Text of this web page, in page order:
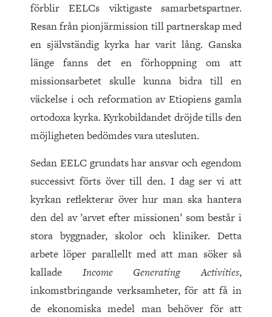
förblir EELCs viktigaste samarbetspartner.
Resan från pionjärmission till partnerskap med
en självständig kyrka har varit lång. Ganska
länge fanns det en förhoppning om att
missionsarbetet skulle kunna bidra till en
väckelse i och reformation av Etiopiens gamla
ortodoxa kyrka. Kyrkobildandet dröjde tills den
möjligheten bedömdes vara utesluten.
Sedan EELC grundats har ansvar och egendom
successivt förts över till den. I dag ser vi att
kyrkan reflekterar över hur man ska hantera
den del av ’arvet efter missionen’ som består i
stora byggnader, skolor och kliniker. Detta
arbete löper parallellt med att man söker så
kallade Income Generating Activities,
inkomstbringande verksamheter, för att få in
de ekonomiska medel man behöver för att